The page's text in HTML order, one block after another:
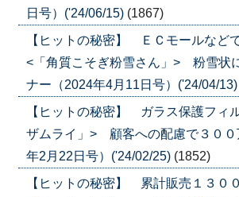
日号）('24/06/15) (1867)
【ヒットの秘密】 ＥＣモールなど
<「角質こそぎ粉雪さん」> 粉雪状
ナー（2024年4月11日号）('24/04/13)
【ヒットの秘密】 ガラス保護フィ
ザムライ」> 顧客への配慮で３００
年2月22日号）('24/02/25) (1852)
【ヒットの秘密】 累計販売１３０